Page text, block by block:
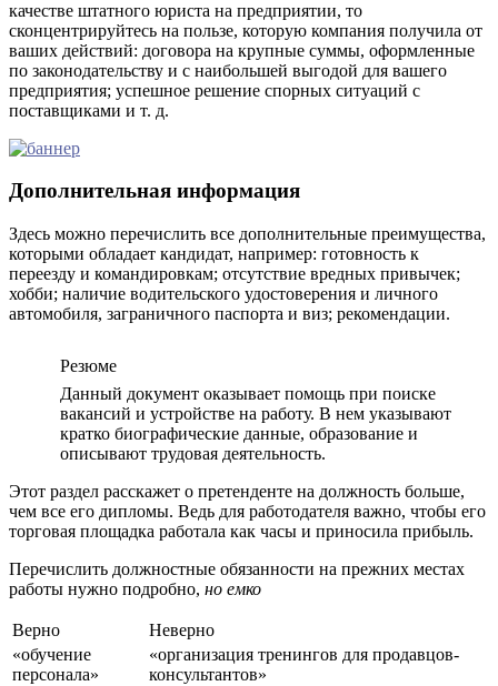
качестве штатного юриста на предприятии, то
сконцентрируйтесь на пользе, которую компания получила от
ваших действий: договора на крупные суммы, оформленные
по законодательству и с наибольшей выгодой для вашего
предприятия; успешное решение спорных ситуаций с
поставщиками и т. д.
Дополнительная информация
Здесь можно перечислить все дополнительные преимущества,
которыми обладает кандидат, например: готовность к
переезду и командировкам; отсутствие вредных привычек;
хобби; наличие водительского удостоверения и личного
автомобиля, заграничного паспорта и виз; рекомендации.
Резюме
Данный документ оказывает помощь при поиске
вакансий и устройстве на работу. В нем указывают
кратко биографические данные, образование и
описывают трудовая деятельность.
Этот раздел расскажет о претенденте на должность больше,
чем все его дипломы. Ведь для работодателя важно, чтобы его
торговая площадка работала как часы и приносила прибыль.
Перечислить должностные обязанности на прежних местах
работы нужно подробно, но емко
Верно
Неверно
«обучение
персонала»
«организация тренингов для продавцов-
консультантов»